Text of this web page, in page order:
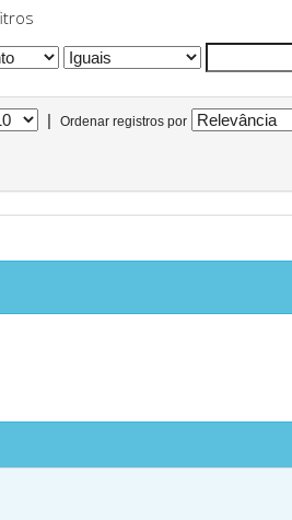
| Ordenar registros por